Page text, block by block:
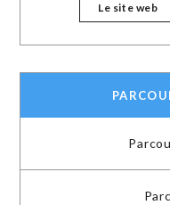
Le site web